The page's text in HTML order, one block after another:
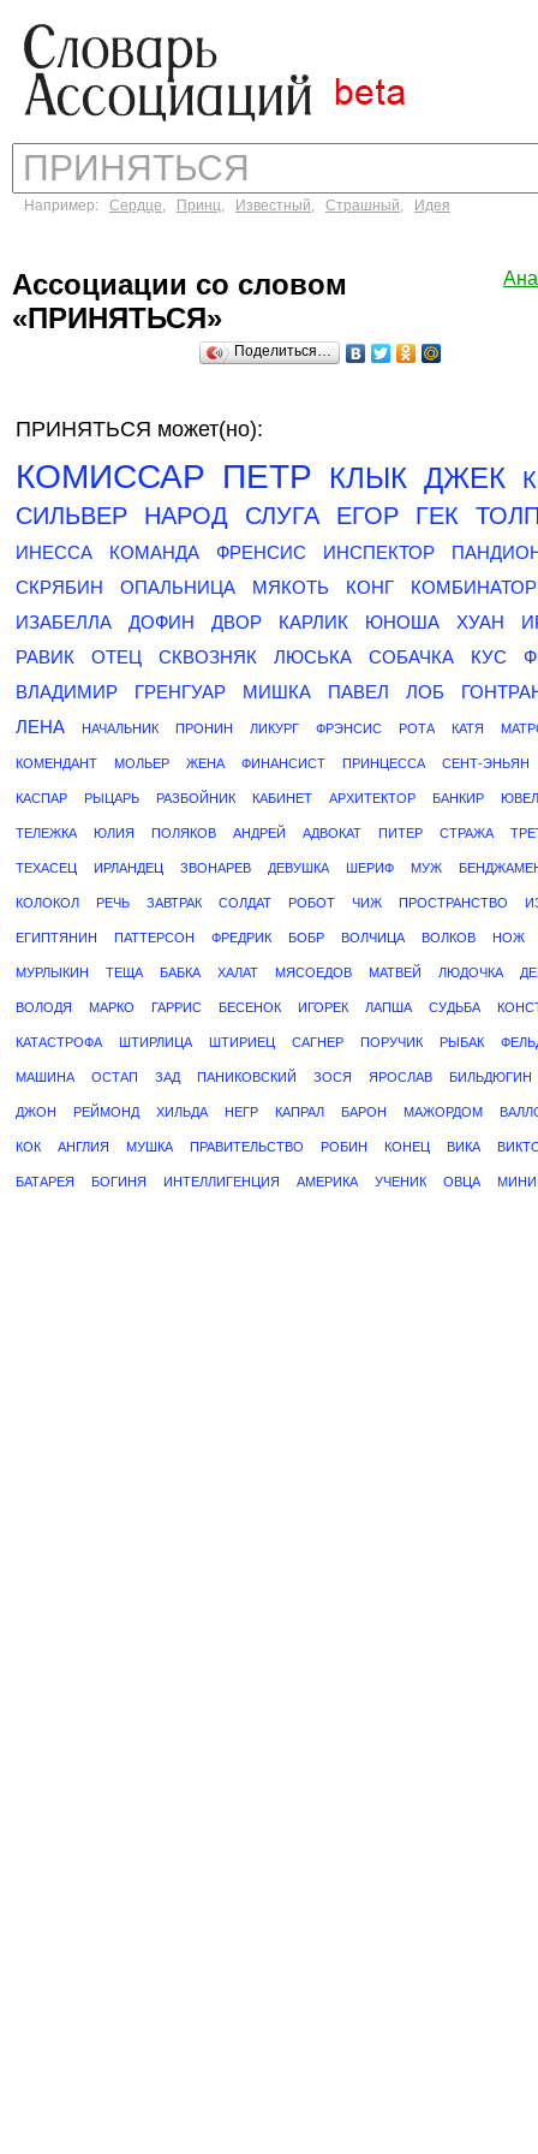
Например: Сердце, Принц, Известный, Страшный, Идея
Ассоциации со словом
«ПРИНЯТЬСЯ»
Поделиться…
ПРИНЯТЬСЯ может(но):
КОМИССАР ПЕТР КЛЫК ДЖЕК
СИЛЬВЕР
НАРОД СЛУГА ЕГОР ГЕК
ИНЕССА КОМАНДА ФРЕНСИС ИНСПЕКТОР
СКРЯБИН
ОПАЛЬНИЦА МЯКОТЬ КОНГ
КОМБИНАТОР
ИЗАБЕЛЛА
ДОФИН ДВОР КАРЛИК ЮНОША ХУАН
РАВИК
ОТЕЦ СКВОЗНЯК ЛЮСЬКА СОБАЧКА КУС
ВЛАДИМИР
ГРЕНГУАР МИШКА ПАВЕЛ ЛОБ
ЛЕНА
НАЧАЛЬНИК ПРОНИН ЛИКУРГ ФРЭНСИС РОТА КАТЯ
КОМЕНДАНТ МОЛЬЕР ЖЕНА ФИНАНСИСТ ПРИНЦЕССА СЕНТ-ЭНЬЯН
КАСПАР РЫЦАРЬ РАЗБОЙНИК КАБИНЕТ АРХИТЕКТОР БАНКИР
ТЕЛЕЖКА ЮЛИЯ ПОЛЯКОВ АНДРЕЙ АДВОКАТ ПИТЕР СТРАЖА
ТЕХАСЕЦ ИРЛАНДЕЦ ЗВОНАРЕВ ДЕВУШКА ШЕРИФ МУЖ
КОЛОКОЛ РЕЧЬ ЗАВТРАК СОЛДАТ РОБОТ ЧИЖ ПРОСТРАНСТВО
ЕГИПТЯНИН ПАТТЕРСОН ФРЕДРИК БОБР ВОЛЧИЦА ВОЛКОВ НОЖ
МУРЛЫКИН ТЕЩА БАБКА ХАЛАТ МЯСОЕДОВ МАТВЕЙ ЛЮДОЧКА
ВОЛОДЯ МАРКО ГАРРИС БЕСЕНОК ИГОРЕК ЛАПША СУДЬБА
КАТАСТРОФА ШТИРЛИЦА ШТИРИЕЦ САГНЕР ПОРУЧИК РЫБАК
МАШИНА ОСТАП ЗАД ПАНИКОВСКИЙ ЗОСЯ ЯРОСЛАВ БИЛЬДЮГИН
ДЖОН РЕЙМОНД ХИЛЬДА НЕГР КАПРАЛ БАРОН МАЖОРДОМ
КОК АНГЛИЯ МУШКА ПРАВИТЕЛЬСТВО РОБИН КОНЕЦ ВИКА
БАТАРЕЯ БОГИНЯ ИНТЕЛЛИГЕНЦИЯ АМЕРИКА УЧЕНИК ОВЦА